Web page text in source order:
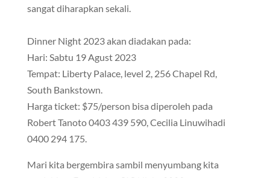
sangat diharapkan sekali.
Dinner Night 2023 akan diadakan pada:
Hari: Sabtu 19 Agust 2023
Tempat: Liberty Palace, level 2, 256 Chapel Rd,
South Bankstown.
Harga ticket: $75/person bisa diperoleh pada
Robert Tanoto 0403 439 590, Cecilia Linuwihadi
0400 294 175.
Mari kita bergembira sambil menyumbang kita